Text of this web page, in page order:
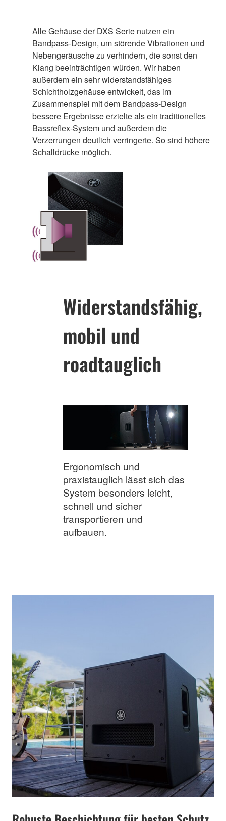
Alle Gehäuse der DXS Serie nutzen ein
Bandpass-Design, um störende Vibrationen und
Nebengeräusche zu verhindern, die sonst den
Klang beeinträchtigen würden. Wir haben
außerdem ein sehr widerstandsfähiges
Schichtholzgehäuse entwickelt, das im
Zusammenspiel mit dem Bandpass-Design
bessere Ergebnisse erzielte als ein traditionelles
Bassreflex-System und außerdem die
Verzerrungen deutlich verringerte. So sind höhere
Schalldrücke möglich.
Widerstandsfähig,
mobil und
roadtauglich
Ergonomisch und
praxistauglich lässt sich das
System besonders leicht,
schnell und sicher
transportieren und
aufbauen.